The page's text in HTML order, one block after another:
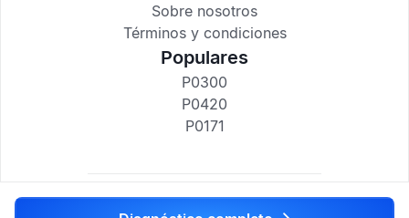
Sobre nosotros
Términos y condiciones
Populares
P0300
P0420
P0171